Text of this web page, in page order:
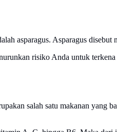
asparagus. Asparagus
risiko Anda untuk
salah satu makanan yang